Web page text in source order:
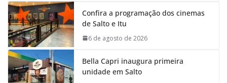
Confira a programação dos cinemas
de Salto e Itu
6 de agosto de 2026
Bella Capri inaugura primeira
unidade em Salto